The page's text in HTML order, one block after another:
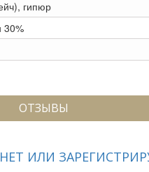
гипюр
30%
ОТЗЫВЫ
ИЛИ